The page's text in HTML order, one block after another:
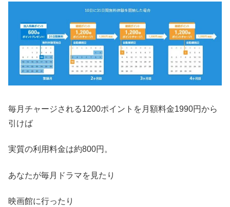
毎月チャージされる1200ポイントを月額料金1990円から
引けば
実質の利用料金は約800円。
あなたが毎月ドラマを見たり
映画館に行ったり